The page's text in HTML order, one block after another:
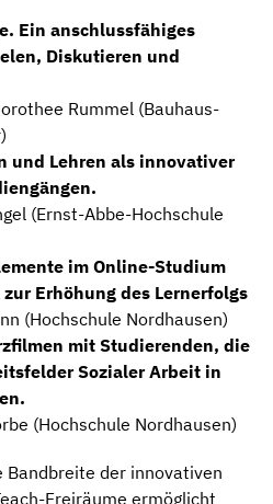
Ein anschlussfähiges
Diskutieren und
Rummel (Bauhaus-
und Lehren als innovativer
(Ernst-Abbe-Hochschule
im Online-Studium
Erhöhung des Lernerfolgs
(Hochschule Nordhausen)
mit Studierenden, die
Sozialer Arbeit in
(Hochschule Nordhausen)
Bandbreite der innovativen
Freiräume ermöglicht